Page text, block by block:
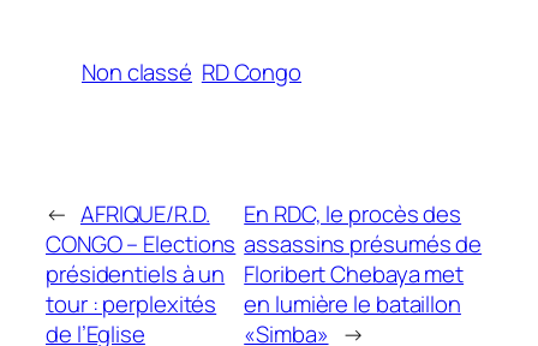
Non classé RD Congo
← AFRIQUE/R.D.
CONGO – Elections
présidentiels à un
tour : perplexités
de l’Eglise
En RDC, le procès des
assassins présumés de
Floribert Chebaya met
en lumière le bataillon
«Simba» →